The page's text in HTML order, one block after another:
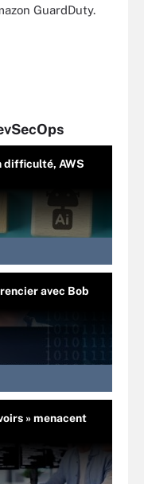
GuardDuty.
difficulté, AWS
avec Bob
» menacent